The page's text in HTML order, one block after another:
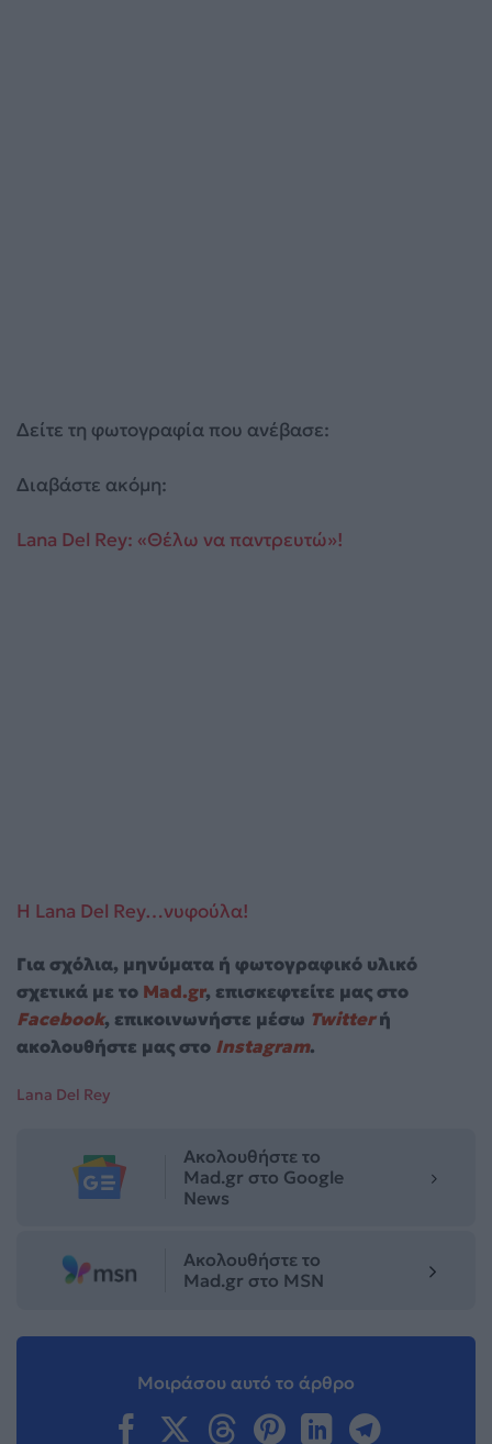
Δείτε τη φωτογραφία που ανέβασε:
Διαβάστε ακόμη:
Lana Del Rey: «Θέλω να παντρευτώ»!
Η Lana Del Rey…νυφούλα!
Για σχόλια, μηνύματα ή φωτογραφικό υλικό
σχετικά με το Mad.gr, επισκεφτείτε μας στο
Facebook, επικοινωνήστε μέσω Twitterή
ακολουθήστε μας στο Instagram.
Lana Del Rey
Ακολουθήστε το
Mad.gr στο Google
News
Ακολουθήστε το
Mad.gr στο MSN
Μοιράσου αυτό το άρθρο